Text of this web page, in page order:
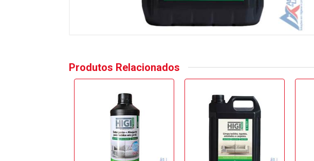
Produtos Relacionados